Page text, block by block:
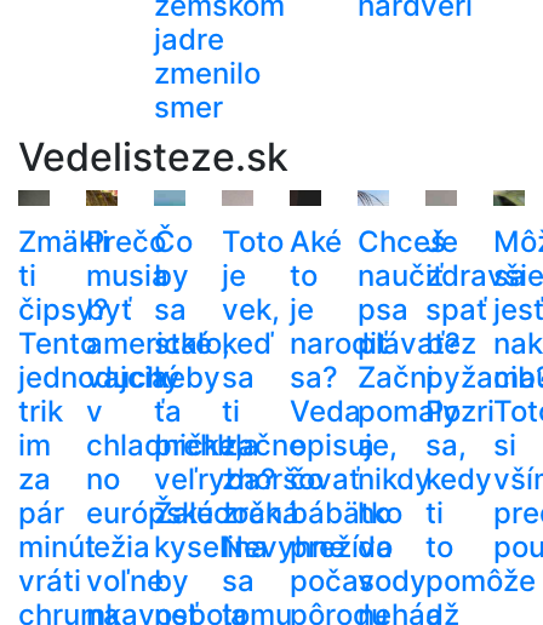
jadre
zmenilo
smer
Vedelisteze.sk
Zmäkli
ti
čipsy?
Tento
jednoduchý
trik
im
za
pár
minút
vráti
chrumkavosť
Prečo
musia
byť
americké
vajcia
v
chladničke,
no
európske
ležia
voľne
na
Čo
by
sa
stalo,
keby
ťa
prehltla
veľryba?
Žalúdočná
kyselina
by
nebola
Toto
je
vek,
keď
sa
ti
začne
zhoršovať
zrak.
Nevyhne
sa
tomu
Aké
to
je
narodiť
sa?
Veda
opisuje,
čo
bábätko
prežíva
počas
pôrodu
Chceš
naučiť
psa
plávať?
Začni
pomaly
a
nikdy
ho
do
vody
nehádž
Je
zdravšie
spať
bez
Pozri
sa,
kedy
ti
to
pomôže
a
sa
jesť
si